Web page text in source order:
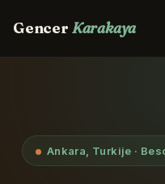
Gencer Karakaya
Ankara, Turkije ·